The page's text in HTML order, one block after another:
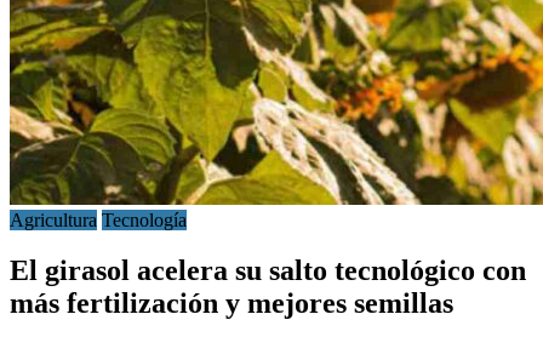
Agricultura Tecnología
El girasol acelera su salto tecnológico con
más fertilización y mejores semillas